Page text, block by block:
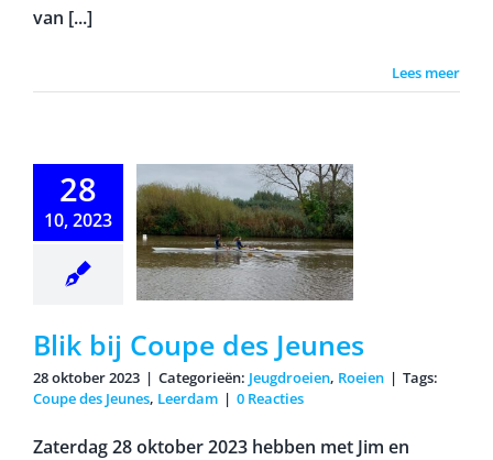
van [...]
Lees meer
28
10, 2023
Coupe
Jeunes
Blik bij Coupe des Jeunes
28 oktober 2023 | Categorieën: Jeugdroeien, Roeien | Tags:
Coupe des Jeunes, Leerdam | 0 Reacties
Zaterdag 28 oktober 2023 hebben met Jim en